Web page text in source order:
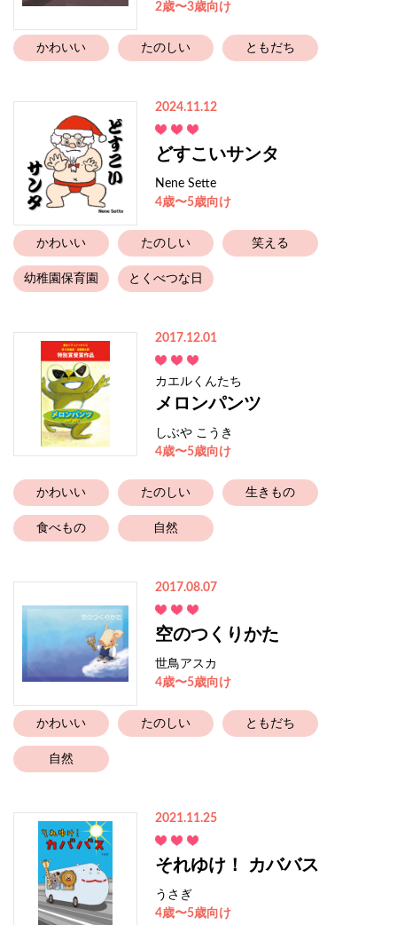
2歳〜3歳向け
かわいい たのしい ともだち
2024.11.12
どすこいサンタ
Nene Sette
4歳〜5歳向け
かわいい たのしい 笑える
幼稚園保育園 とくべつな日
2017.12.01
カエルくんたち
メロンパンツ
しぶや こうき
4歳〜5歳向け
かわいい たのしい 生きもの
食べもの 自然
2017.08.07
空のつくりかた
世鳥アスカ
4歳〜5歳向け
かわいい たのしい ともだち
自然
2021.11.25
それゆけ！ カババス
うさぎ
4歳〜5歳向け